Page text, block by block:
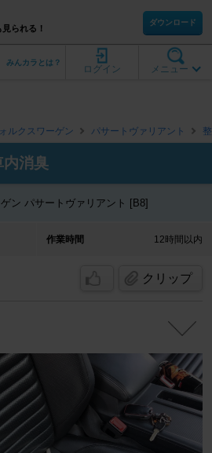
られる！
ダウンロード
メニュー
ログイン
みんカラとは？
ルクスワーゲン パサートヴァリアント
内消臭
ン パサートヴァリアント [B8]
作業時間 12時間以内
クリップ